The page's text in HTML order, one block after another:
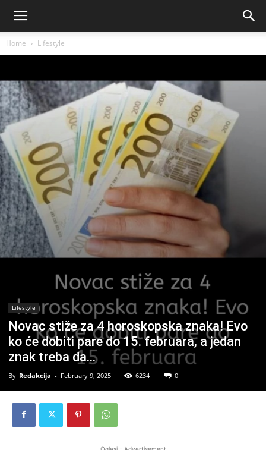
Home Lifestyle
Lifestyle
Novac stiže za 4 horoskopska znaka! Evo
ko će dobiti pare do 15. februara, a jedan
znak treba da…
By Redakcija - February 9, 2025 6234 0
Oglasi - Advertisement